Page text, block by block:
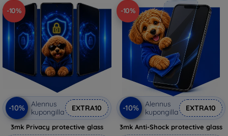
-10%
-10%
Alennus
kupongilla
EXTRA10
3mk Privacy protective glass
-10%
-10%
Alennus
kupongilla
EXTRA10
3mk Anti-Shock protective glass